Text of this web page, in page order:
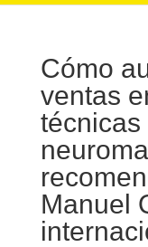
Cómo
ventas
técnicas
Manuel